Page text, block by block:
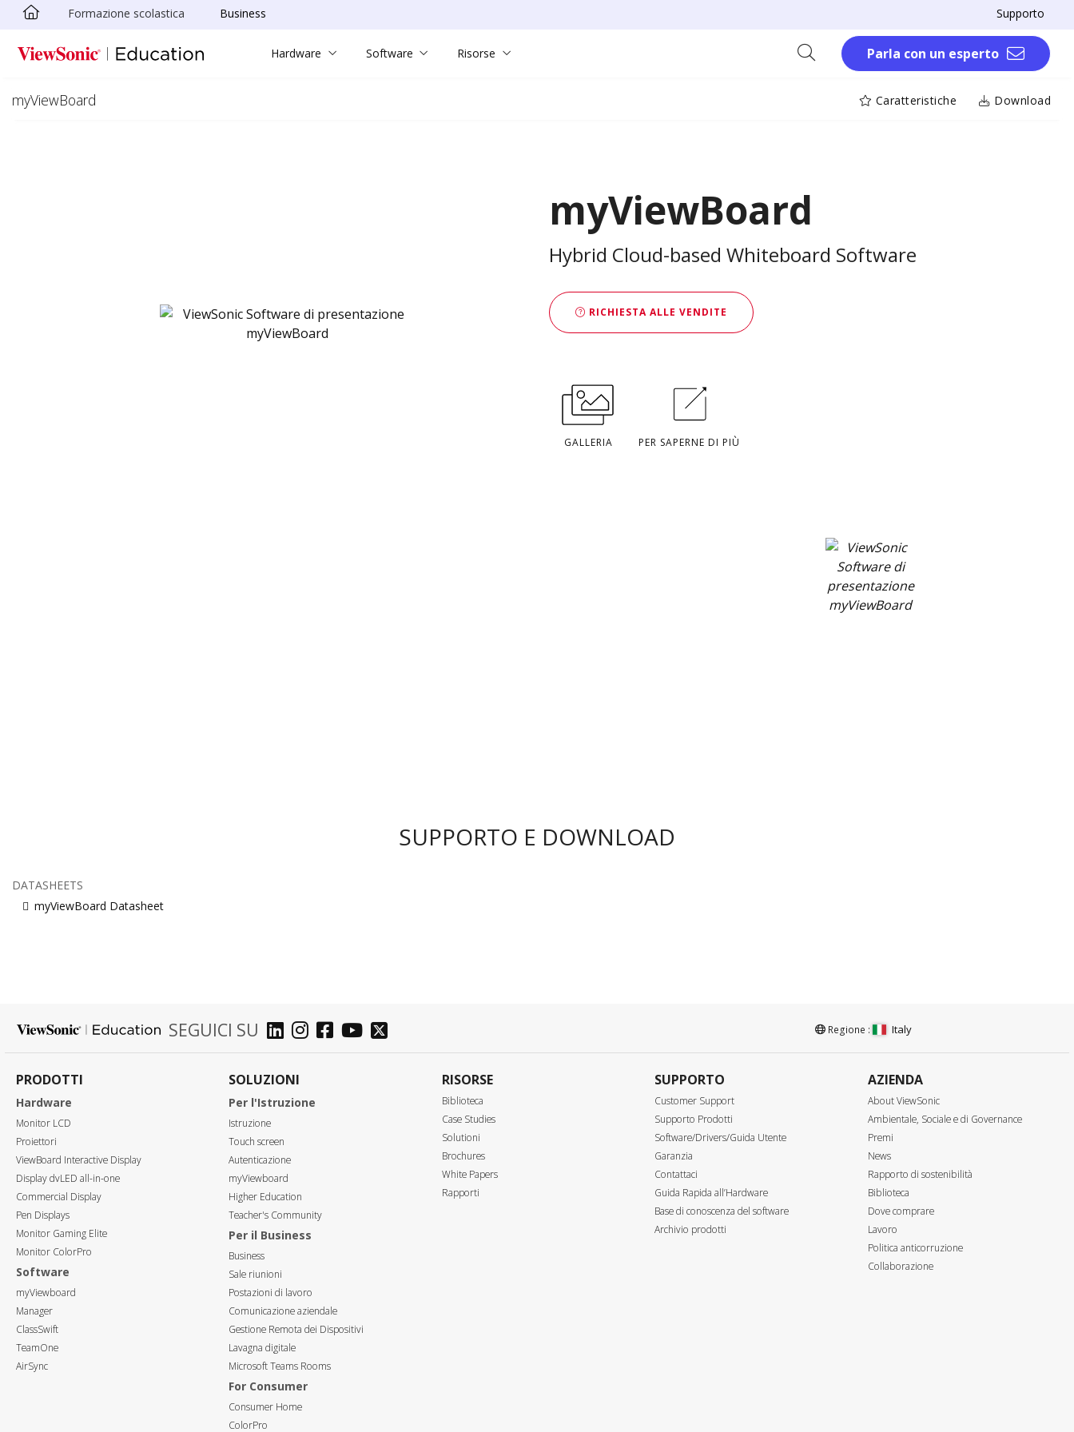
Skip to main content
Formazione scolastica Business Supporto
Hardware Software Risorse Parla con un esperto
myViewBoard Caratteristiche Download
myViewBoard
Hybrid Cloud-based Whiteboard Software
RICHIESTA ALLE VENDITE
GALLERIA PER SAPERNE DI PIÙ
SUPPORTO E DOWNLOAD
DATASHEETS
myViewBoard Datasheet
SEGUICI SU Regione : Italy
PRODOTTI
Hardware
Monitor LCD
Proiettori
ViewBoard Interactive Display
Display dvLED all-in-one
Commercial Display
Pen Displays
Monitor Gaming Elite
Monitor ColorPro
Software
myViewboard
Manager
ClassSwift
TeamOne
AirSync
SOLUZIONI
Per l'Istruzione
Istruzione
Touch screen
Autenticazione
myViewboard
Higher Education
Teacher's Community
Per il Business
Business
Sale riunioni
Postazioni di lavoro
Comunicazione aziendale
Gestione Remota dei Dispositivi
Lavagna digitale
Microsoft Teams Rooms
For Consumer
Consumer Home
ColorPro
RISORSE
Biblioteca
Case Studies
Solutioni
Brochures
White Papers
Rapporti
SUPPORTO
Customer Support
Supporto Prodotti
Software/Drivers/Guida Utente
Garanzia
Contattaci
Guida Rapida all’Hardware
Base di conoscenza del software
Archivio prodotti
AZIENDA
About ViewSonic
Ambientale, Sociale e di Governance
Premi
News
Rapporto di sostenibilità
Biblioteca
Dove comprare
Lavoro
Politica anticorruzione
Collaborazione